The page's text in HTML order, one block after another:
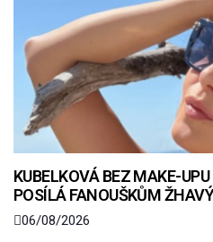
KUBELKOVÁ BEZ MAKE-
POSÍLÁ FANOUŠKŮM
06/08/2026